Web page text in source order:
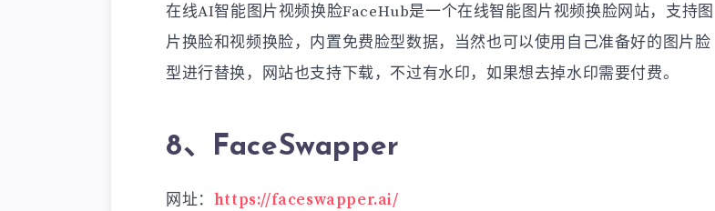
在线AI智能图片视频换脸FaceHub是一个在线智能图片视频换脸网站，支持图
片换脸和视频换脸，内置免费脸型数据，当然也可以使用自己准备好的图片脸
型进行替换，网站也支持下载，不过有水印，如果想去掉水印需要付费。
8、FaceSwapper
网址： https://faceswapper.ai/